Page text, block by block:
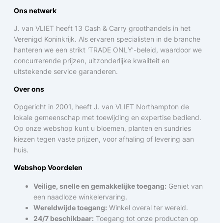
Ons netwerk
J. van VLIET heeft 13 Cash & Carry groothandels in het
Verenigd Koninkrijk. Als ervaren specialisten in de branche
hanteren we een strikt 'TRADE ONLY'-beleid, waardoor we
concurrerende prijzen, uitzonderlijke kwaliteit en
uitstekende service garanderen.
Over ons
Opgericht in 2001, heeft J. van VLIET Northampton de
lokale gemeenschap met toewijding en expertise bediend.
Op onze webshop kunt u bloemen, planten en sundries
kiezen tegen vaste prijzen, voor afhaling of levering aan
huis.
Webshop Voordelen
Veilige, snelle en gemakkelijke toegang: Geniet van
een naadloze winkelervaring.
Wereldwijde toegang: Winkel overal ter wereld.
24/7 beschikbaar: Toegang tot onze producten op